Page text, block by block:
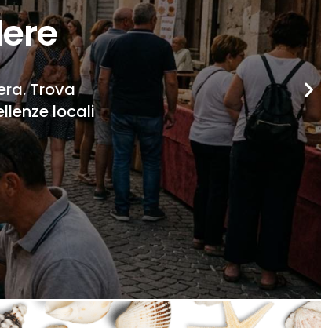
Trova
locali